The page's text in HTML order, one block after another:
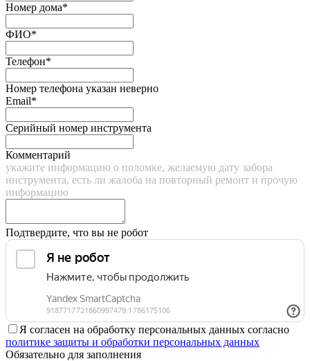
Номер дома*
ФИО*
Телефон*
Номер телефона указан неверно
Email*
Серийный номер инструмента
Комментарий
укажите информацию о поломке, желаемую дату забора
инструмента, есть ли жалоба на повторный ремонт и прочую
информацию
Подтвердите, что вы не робот
Я согласен на обработку персональных данных согласно
политике защиты и обработки персональных данных
Обязательно для заполнения